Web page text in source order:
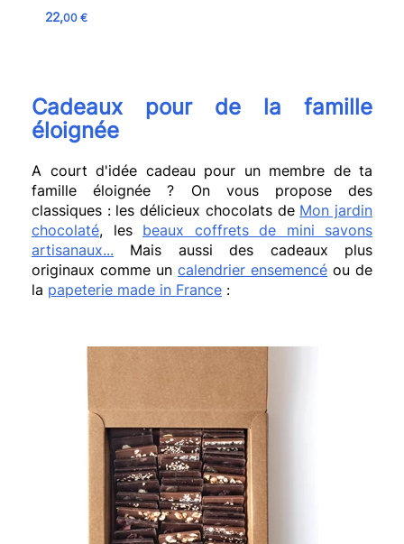
22,00 €
Cadeaux pour de la famille
éloignée
A court d'idée cadeau pour un membre de ta
famille éloignée ? On vous propose des
classiques : les délicieux chocolats de Mon jardin
chocolaté, les beaux coffrets de mini savons
artisanaux... Mais aussi des cadeaux plus
originaux comme un calendrier ensemencé ou de
la papeterie made in France :